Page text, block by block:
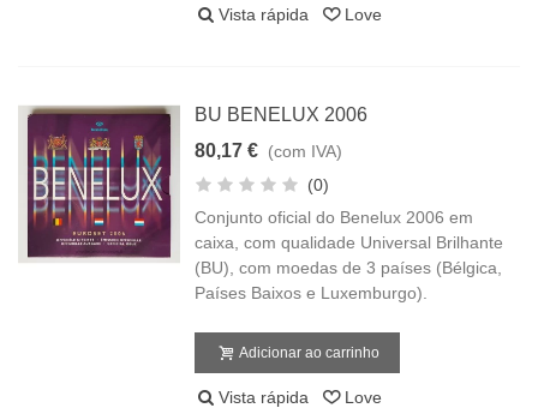
Vista rápida Love
BU BENELUX 2006
80,17 € (com IVA)
(0)
Conjunto oficial do Benelux 2006 em
caixa, com qualidade Universal Brilhante
(BU), com moedas de 3 países (Bélgica,
Países Baixos e Luxemburgo).
Adicionar ao carrinho
Vista rápida Love